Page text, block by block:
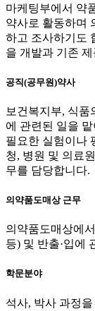
마케팅부에서 약
약사로 활동하며
하고 조사하기도
을 개발과 기존
공직(공무원)약사
보건복지부, 식
에 관련된 일을
필요한 실험이나
청, 병원 및 의료
무를 담당합니다.
의약품도매상 근무
의약품도매상에
등) 및 반출·입에
학문분야
석사, 박사 과정